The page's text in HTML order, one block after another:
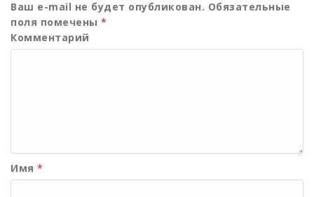
Ваш e-mail не будет опубликован. Обязательные
поля помечены *
Комментарий
Имя *